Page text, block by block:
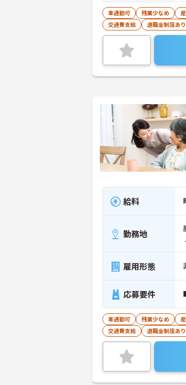
車通勤可 残業少なめ
交通費支給
退職金制度あり
給料
勤務地
雇用形態
応募要件
車通勤可 残業少なめ
交通費支給
退職金制度あり